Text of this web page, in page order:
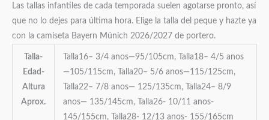
Las tallas infantiles de cada temporada suelen agotarse pronto, así
que no lo dejes para última hora. Elige la talla del peque y hazte ya
con la camiseta Bayern Múnich 2026/2027 de portero.
Talla-
Edad-
Altura
Aprox.
Talla16– 3/4 anos—95/105cm, Talla18– 4/5 anos
—105/115cm, Talla20– 5/6 anos—115/125cm,
Talla22– 7/8 anos— 125/135cm, Talla24– 8/9
anos— 135/145cm, Talla26- 10/11 anos-
145/155cm, Talla28- 12/13 anos- 155/165cm